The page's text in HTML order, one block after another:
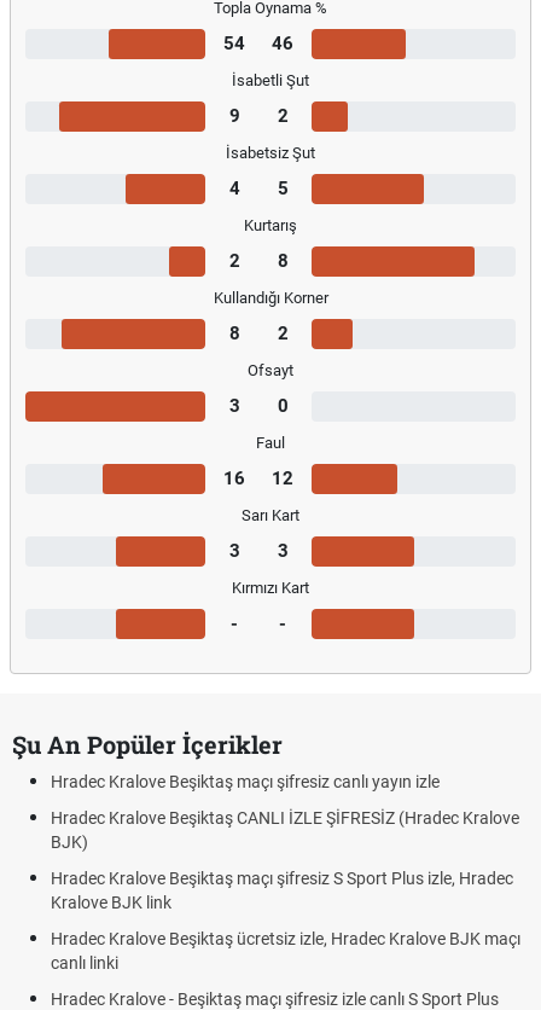
Topla Oynama %
54 46
İsabetli Şut
9 2
İsabetsiz Şut
4 5
Kurtarış
2 8
Kullandığı Korner
8 2
Ofsayt
3 0
Faul
16 12
Sarı Kart
3 3
Kırmızı Kart
- -
Şu An Popüler İçerikler
Hradec Kralove Beşiktaş maçı şifresiz canlı yayın izle
Hradec Kralove Beşiktaş CANLI İZLE ŞİFRESİZ (Hradec Kralove
BJK)
Hradec Kralove Beşiktaş maçı şifresiz S Sport Plus izle, Hradec
Kralove BJK link
Hradec Kralove Beşiktaş ücretsiz izle, Hradec Kralove BJK maçı
canlı linki
Hradec Kralove - Beşiktaş maçı şifresiz izle canlı S Sport Plus